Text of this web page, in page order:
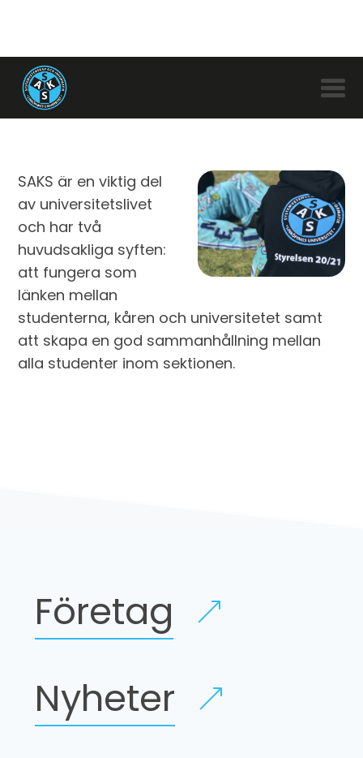
SAKS som förening
SAKS är en viktig del
av universitetslivet
och har två
huvudsakliga syften:
att fungera som
länken mellan
studenterna, kåren och universitetet samt
att skapa en god sammanhållning mellan
alla studenter inom sektionen.
Företag
Nyheter